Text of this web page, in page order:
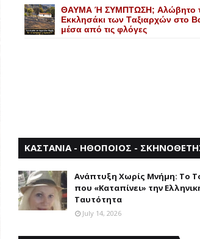
ΘΑΥΜΑ Ή ΣΥΜΠΤΩΣΗ; Aλώβητο
Eκκλησάκι των Tαξιαρχών στο
μέσα από τις φλόγες
ΚΑΣΤΑΝΙΑ - ΗΘΟΠΟΙΟΣ -
Aνάπτυξη Xωρίς Mνήμη: Το
που «Καταπίνει» την
Ταυτότητα
July 14, 2026